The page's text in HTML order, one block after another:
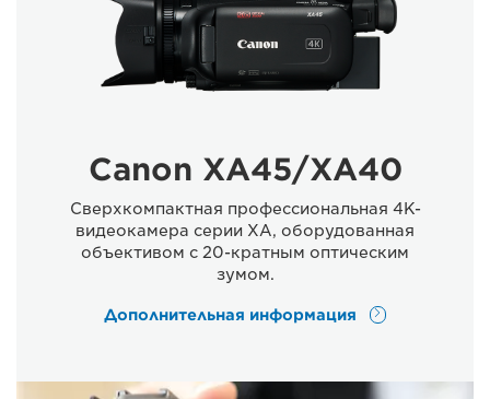
Canon XA45/XA40
Сверхкомпактная профессиональная 4K-
видеокамера серии XA, оборудованная
объективом с 20-кратным оптическим
зумом.
Дополнительная информация